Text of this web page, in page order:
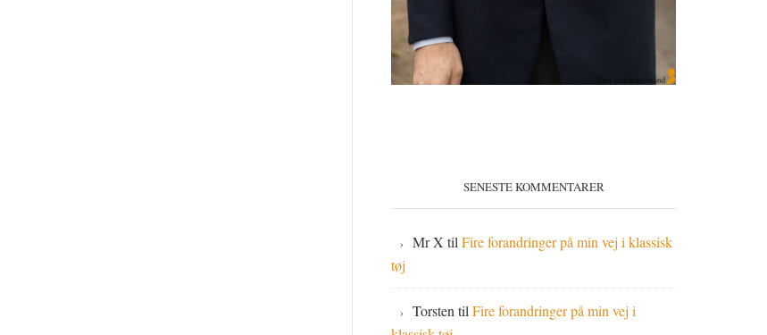
SENESTE KOMMENTARER
Mr X tilFire forandringer på min vej i klassisk
tøj
TorstentilFire forandringer på min vej i